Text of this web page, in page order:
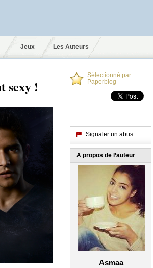
Jeux Les Auteurs
sexy !
Sélectionné par
Paperblog
Signaler un abus
A propos de l’auteur
Asmaa